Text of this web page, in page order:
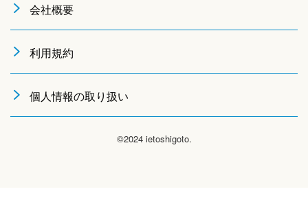
会社概要
利用規約
個人情報の取り扱い
©2024 ietoshigoto.